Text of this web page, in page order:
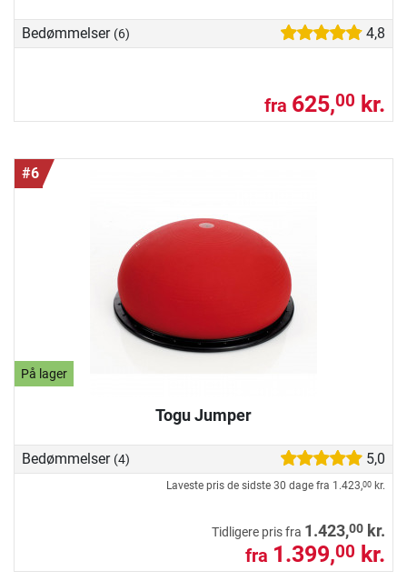
Bedømmelser (6) 4,8
fra 625,00 kr.
#6
På lager
Togu Jumper
Bedømmelser (4) 5,0
Laveste pris de sidste 30 dage fra 1.423,00 kr.
Tidligere pris fra 1.423,00 kr.
fra 1.399,00 kr.